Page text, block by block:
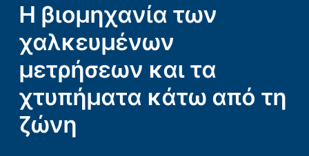
Η βιομηχανία των
χαλκευμένων
μετρήσεων και τα
χτυπήματα κάτω από τη
ζώνη